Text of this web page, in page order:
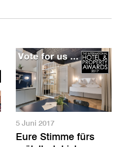
5 Juni 2017
Eure Stimme fürs